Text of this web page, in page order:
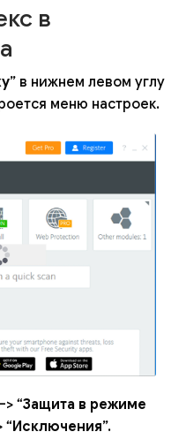
в
” в нижнем левом углу
меню настроек.
“Защита в режиме
“Исключения”.